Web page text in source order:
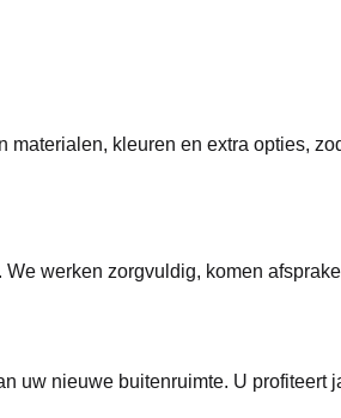
kleuren en extra opties,
werken zorgvuldig, komen
uw nieuwe buitenruimte. U